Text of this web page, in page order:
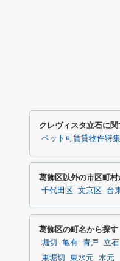
クレヴィスタ立石に
ペット可賃貸物件特集
葛飾区以外の市区町
千代田区 文京区 台
葛飾区の町名から探す
堀切 亀有 青戸 立石
東堀切
東水元 水元